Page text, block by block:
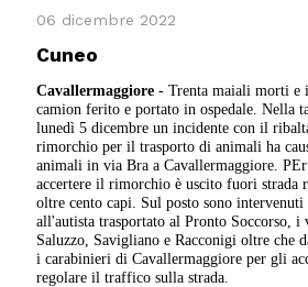
06 dicembre 2022
Cuneo
Cavallermaggiore - Trenta maiali morti e
camion ferito e portato in ospedale. Nella
lunedì 5 dicembre un incidente con il
rimorchio per il trasporto di animali ha
animali in via Bra a Cavallermaggiore. PEr
accertere il rimorchio è uscito fuori strada
oltre cento capi. Sul posto sono
all'autista trasportato al Pronto Soccorso,
Saluzzo, Savigliano e Racconigi oltre che
i carabinieri di Cavallermaggiore per gli
regolare il traffico sulla strada.